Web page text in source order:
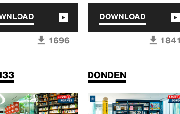
1696
DOWNLOAD
1841
DONDEN